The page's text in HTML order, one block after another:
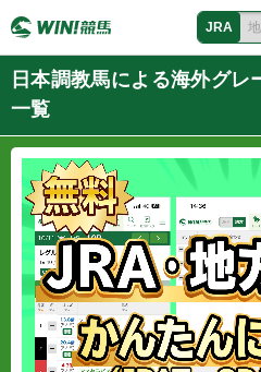
JRA
日本調教馬による海外グ
一覧